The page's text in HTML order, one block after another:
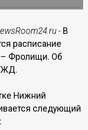
- В
расписание
– Фролищи. Об
Нижний
следующий